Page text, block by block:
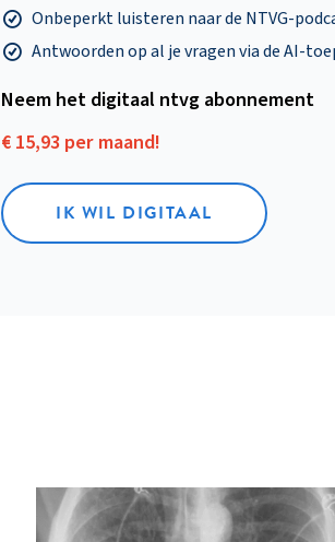
Onbeperkt luisteren naar de NTVG-
Antwoorden op al je vragen via de AI-
Neem het digitaal ntvg abonnement
€ 15,93 per maand!
IK WIL DIGITAAL